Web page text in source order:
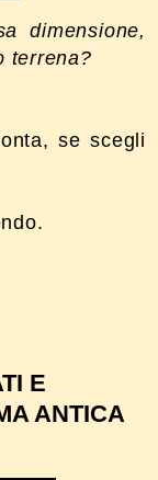
dimensione,
terrena?
se scegli
E
ANTICA